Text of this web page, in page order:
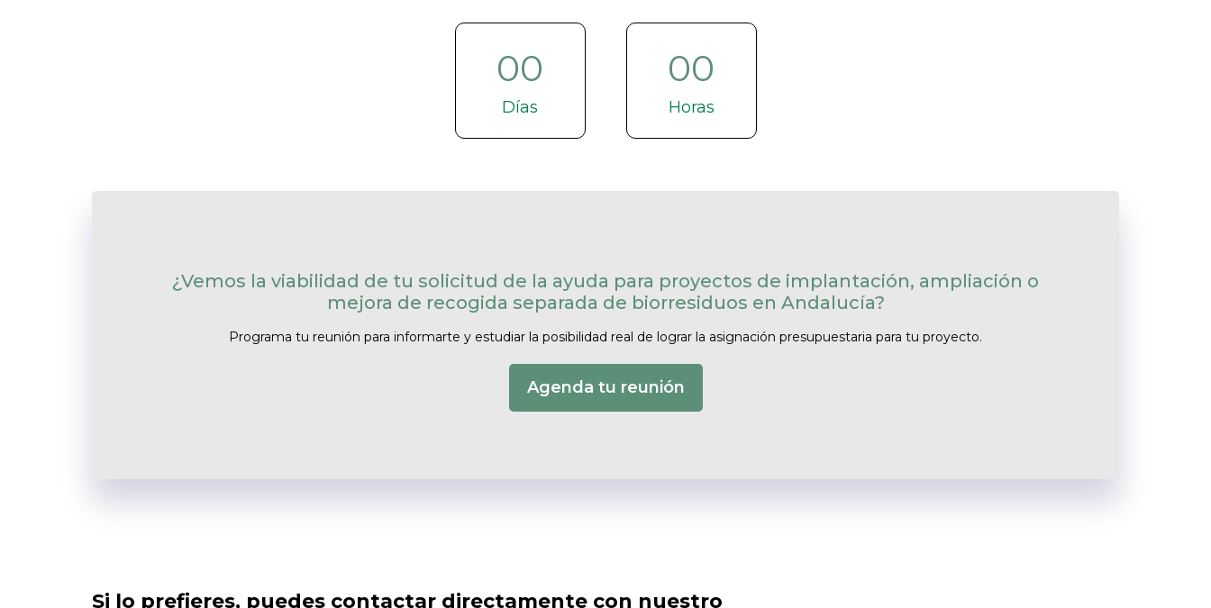
00
Días
00
Horas
¿Vemos la viabilidad de tu solicitud de la ayuda para proyectos de implantación, ampliación o
mejora de recogida separada de biorresiduos en Andalucía?
Programa tu reunión para informarte y estudiar la posibilidad real de lograr la asignación presupuestaria para tu proyecto.
Agenda tu reunión
Si lo prefieres, puedes contactar directamente con nuestro